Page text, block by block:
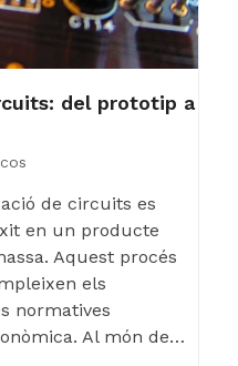
del prototip a
de circuits es
en un producte
Aquest procés
els
normatives
Al món de…